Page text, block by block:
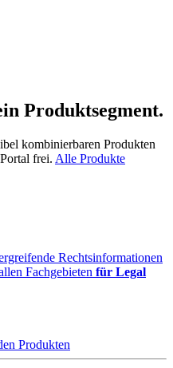
Produktsegment.
kombinierbaren Produkten
frei. Alle Produkte
Rechtsinformationen
Fachgebieten für Legal
Produkten